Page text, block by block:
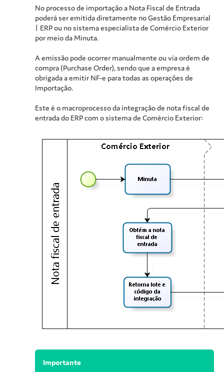
No processo de importação a Nota Fiscal de Entrada
poderá ser emitida diretamente noGestão Empresarial
| ERPou no sistema especialista de Comércio Exterior
por meio da Minuta.
A emissão pode ocorrer manualmente ou via ordem de
compra (Purchase Order), sendo que a empresa é
obrigada a emitir NF-e para todas as operações de
Importação.
Este é o macroprocesso da integração de nota fiscal de
entrada do ERP com o sistema de Comércio Exterior:
Importante